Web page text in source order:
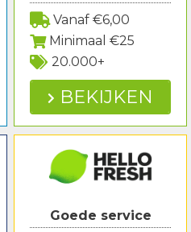
Vanaf €6,00
Minimaal €25
20.000+
BEKIJKEN
Goede service